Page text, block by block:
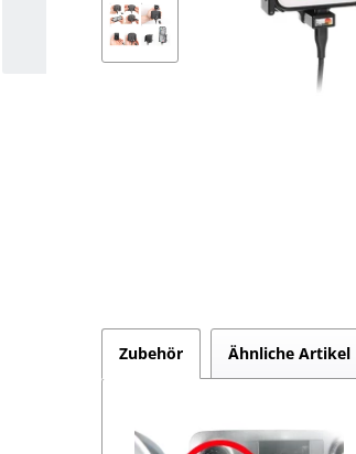
Zubehör Ähnliche Artikel